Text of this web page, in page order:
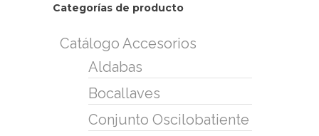
Categorías de producto
Catálogo Accesorios
Aldabas
Bocallaves
Conjunto Oscilobatiente